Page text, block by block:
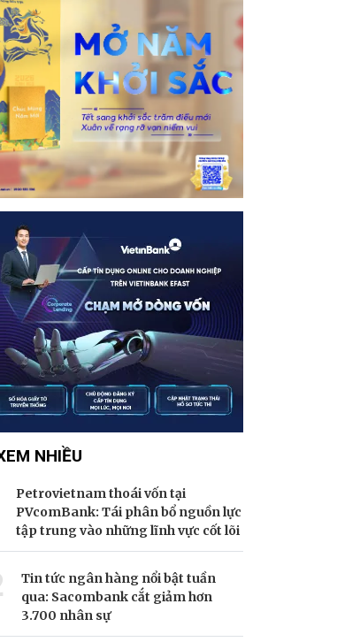
NHIỀU
Petrovietnam thoái vốn tại
PVcomBank: Tái phân bổ nguồn lực
tập trung vào những lĩnh vực cốt lõi
Tin tức ngân hàng nổi bật tuần
qua: Sacombank cắt giảm hơn
3.700 nhân sự